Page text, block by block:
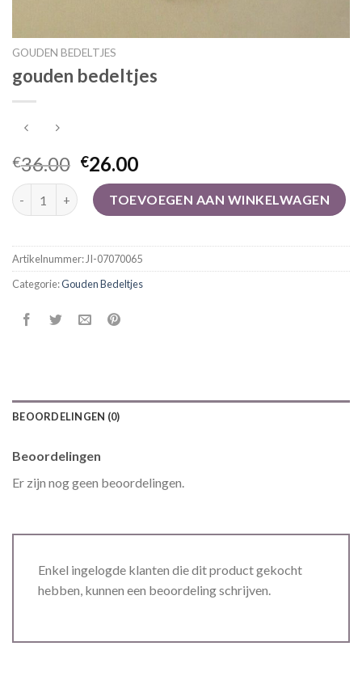
GOUDEN BEDELTJES
gouden bedeltjes
€36.00 €26.00
gouden bedeltjes aantalTOEVOEGEN AAN WINKELWAGEN
Artikelnummer: JI-07070065
Categorie:Gouden Bedeltjes
BEOORDELINGEN (0)
Beoordelingen
Er zijn nog geen beoordelingen.
Enkel ingelogde klanten die dit product gekocht
hebben, kunnen een beoordeling schrijven.